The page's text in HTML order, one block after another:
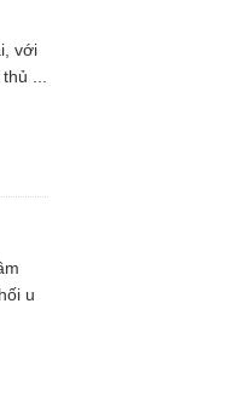
với
...
u